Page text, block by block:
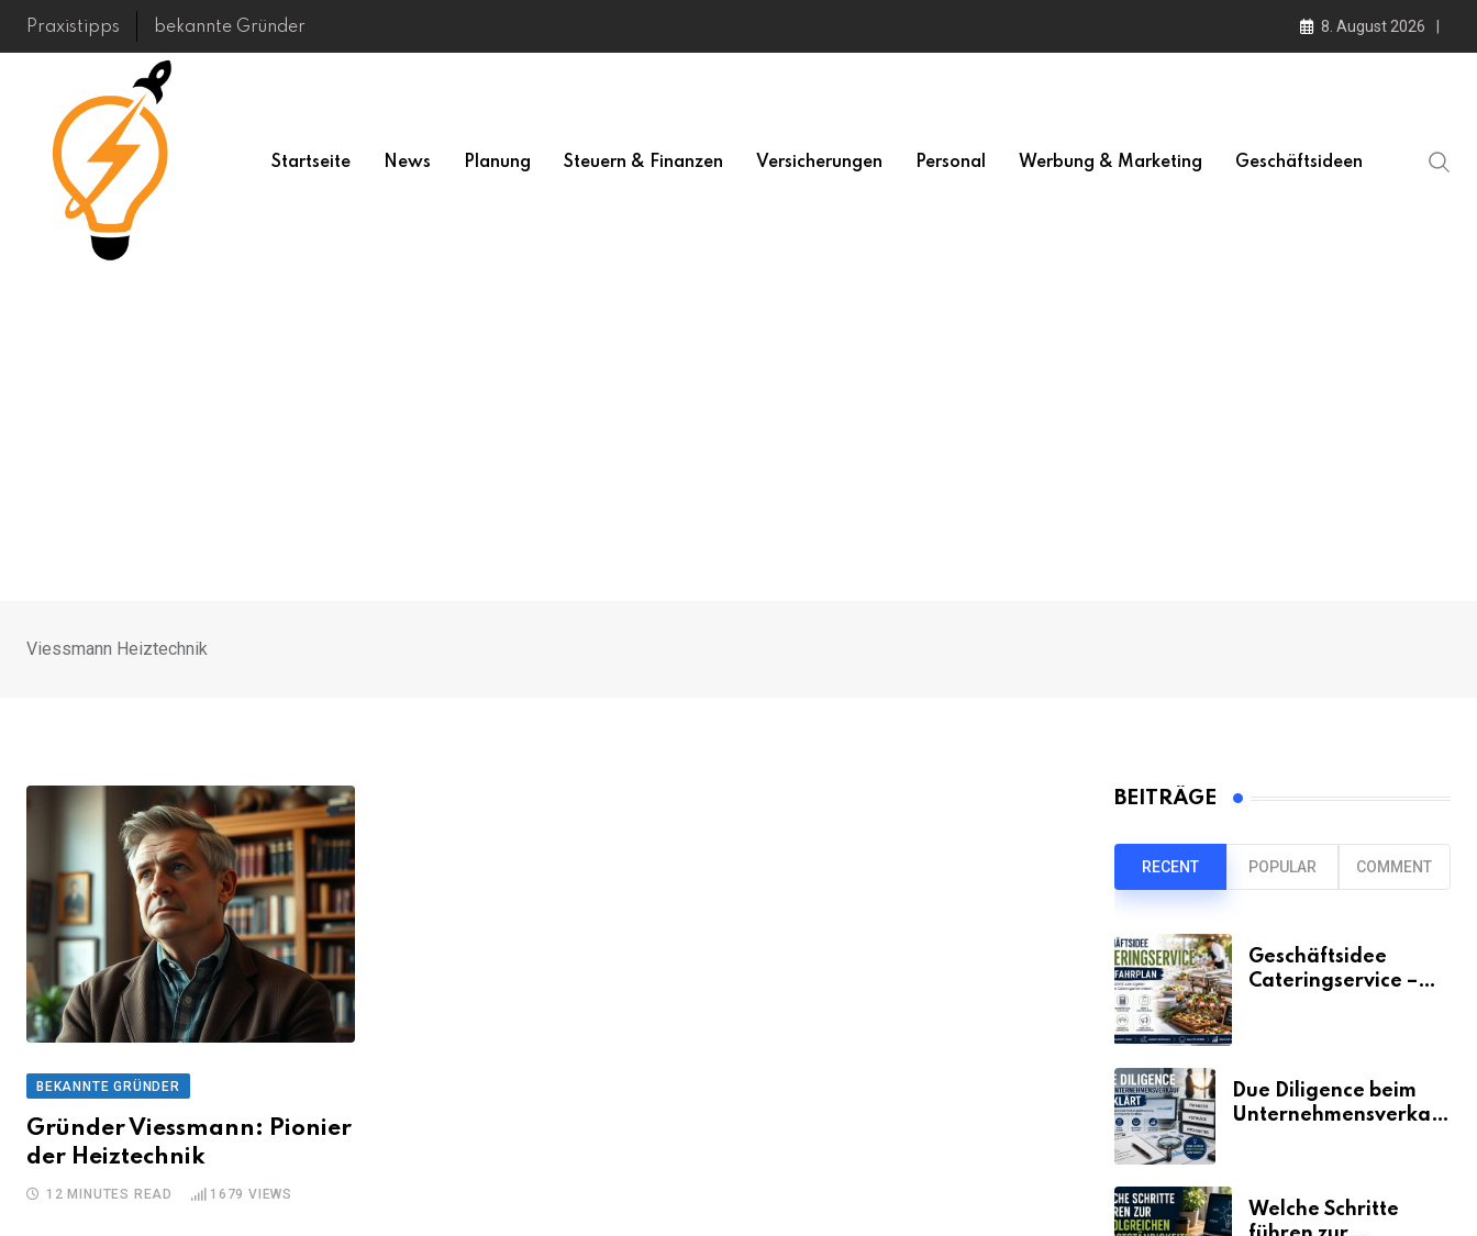
Skip
Praxistipps bekannte Gründer 8. August 2026
Startseite News Planung Steuern & Finanzen Versicherungen Personal Werbung & Marketing Geschäftsideen
Viessmann Heiztechnik
BEKANNTE GRÜNDER
Gründer Viessmann: Pionier
der Heiztechnik
12 MINUTES READ 1679 VIEWS
BEITRÄGE
RECENT POPULAR COMMENT
Geschäftsidee
Cateringservice –
Due Diligence beim
Unternehmensverkauf
Welche Schritte